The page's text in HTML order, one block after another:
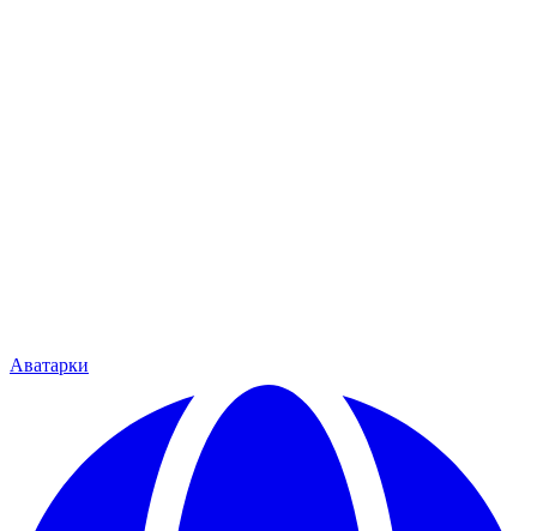
Аватарки